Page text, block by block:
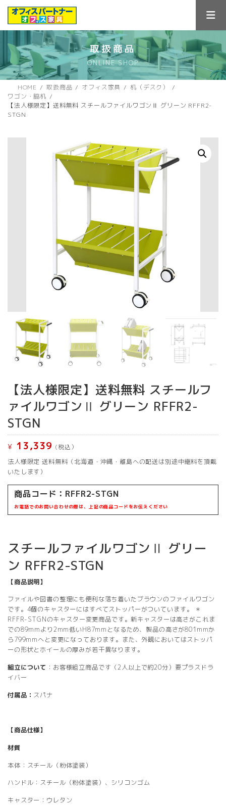
ス
キ
ン
に
取扱商品
ONLINE SHOP
HOME 取扱商品 オフィス家具
机（デスク）
ワゴン・脇机
【法人様限定】送料無料 スチールファイルワゴンⅡ グリーン RFFR2-
STGN
【法人様限定】送料無料 スチールフ
ァイルワゴンⅡ グリーン RFFR2-
STGN
¥ 13,339 (税込）
法人様限定 送料無料（北海道・沖縄・離島への配送は別途中継料を頂戴
いたします）
商品コード： RFFR2-STGN
お電話でのお問い合わせの際は、上記の商品コードをお伝えください
スチールファイルワゴンⅡ グリー
ン RFFR2-STGN
【商品説明】
ファイルや図書の整理にも便利な落ち着いたブラウンのファイルワゴン
です。4個のキャスターにはすべてストッパーがついています。 ＊
RFFR-STGNのキャスター変更商品です。新キャスターは高さがこれま
での89mmより2mm低いH87mmとなるため、製品の高さが801mmか
ら799mmへと変更になっております。また、外観においてはストッパ
ーの形状とホイールの厚みが若干異なります。
組立について ：お客様組立商品です（2人以上で約20分）要プラスドラ
イバー
付属品： スパナ
【商品仕様】
材質
本体：スチール（粉体塗装）
ハンドル：スチール（粉体塗装）、シリコンゴム
キャスター：ウレタン